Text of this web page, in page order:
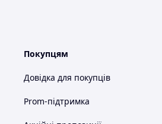
Покупцям
Довідка для покупців
Prom-підтримка